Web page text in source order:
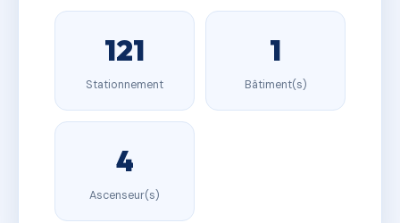
121
Stationnement
1
Bâtiment(s)
4
Ascenseur(s)